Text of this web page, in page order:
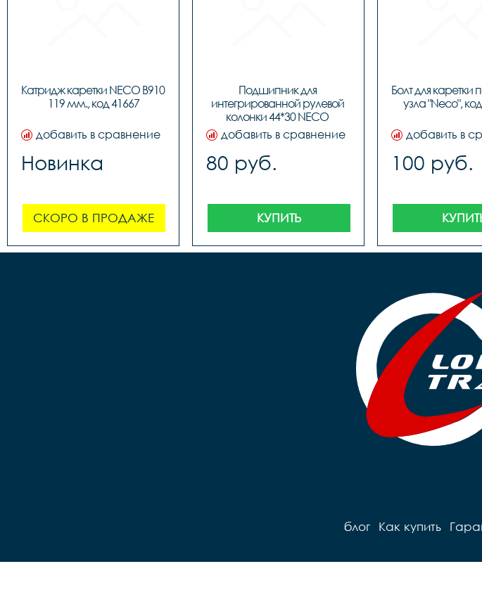
Катридж каретки NECO B910
119 мм., код 41667
добавить в сравнение
Новинка
СКОРО В ПРОДАЖЕ
Подшипник для
интегрированной рулевой
колонки 44*30 NECO
BBFHST11, код 91510
добавить в сравнение
80 руб.
КУПИТЬ
Болт для каретки
узла "Neco",
добавить в
100 руб.
блог Как купить